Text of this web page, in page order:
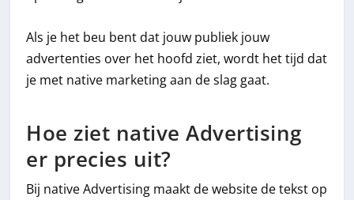
Als je het beu bent dat jouw publiek jouw
advertenties over het hoofd ziet, wordt het tijd dat
je met native marketing aan de slag gaat.
Hoe ziet native Advertising
er precies uit?
Bij native Advertising maakt de website de tekst op